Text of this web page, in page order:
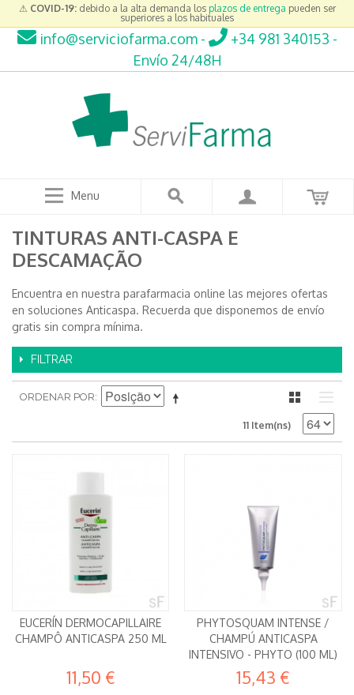
⚠ COVID-19:debido a la alta demanda los plazos de entrega pueden ser
superiores a los habituales
info@serviciofarma.com- +34 981 340153 -
Envío 24/48H
Menu
TINTURAS ANTI-CASPA E
DESCAMAÇÃO
Encuentra en nuestra parafarmacia online las mejores ofertas
en soluciones Anticaspa. Recuerda que disponemos de envío
gratis sin compra mínima.
FILTRAR
ORDENAR POR
11 Item(ns)
EUCERÍN DERMOCAPILLAIRE
CHAMPÔ ANTICASPA 250 ML
11,50 €
PHYTOSQUAM INTENSE /
CHAMPÚ ANTICASPA
INTENSIVO - PHYTO (100 ML)
15,43 €